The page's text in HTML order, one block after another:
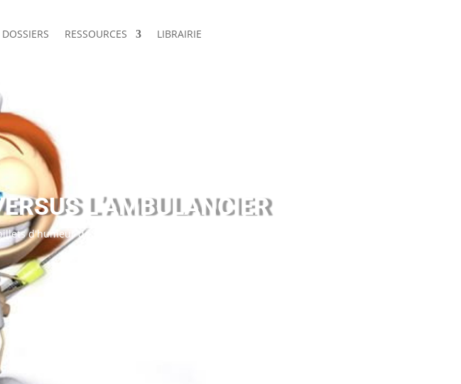
DOSSIERS RESSOURCES LIBRAIRIE
L’AMBULANCIER
d'humeur de l'ambulancier